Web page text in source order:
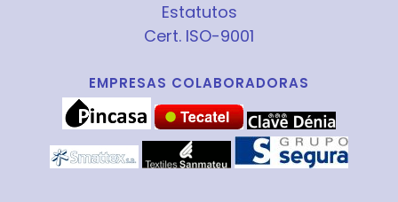
Estatutos
Cert. ISO-9001
EMPRESAS COLABORADORAS